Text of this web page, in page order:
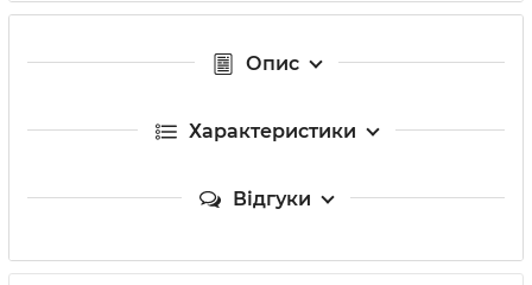
Опис
Характеристики
Відгуки